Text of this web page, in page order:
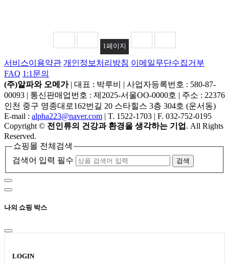
1페이지
서비스이용약관 개인정보처리방침 이메일무단수집거부
FAQ 1:1문의
(주)알파와 오메가 | 대표 : 박루비 | 사업자등록번호 : 580-87-
00093 | 통신판매업번호 : 제2025-서울OO-0000호 | 주소 : 22376
인천 중구 영종대로162번길 20 스타힐스 3층 304호 (운서동)
E-mail : alpha223@naver.com | T. 1522-1703 | F. 032-752-0195
Copyright © 전인류의 건강과 환경을 생각하는 기업 . All Rights
Reserved.
쇼핑몰 전체검색
검색어 입력 필수
검색
나의 쇼핑 박스
LOGIN